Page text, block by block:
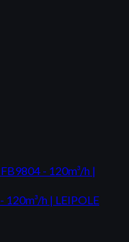
- 120m³/h |